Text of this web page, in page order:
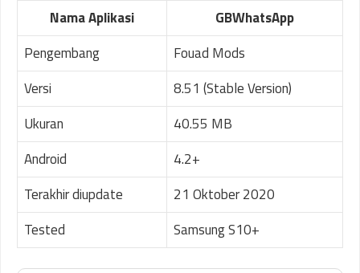
Nama Aplikasi
GBWhatsApp
Pengembang
Fouad Mods
Versi
8.51 (Stable Version)
Ukuran
40.55 MB
Android
4.2+
Terakhir diupdate
21 Oktober 2020
Tested
Samsung S10+